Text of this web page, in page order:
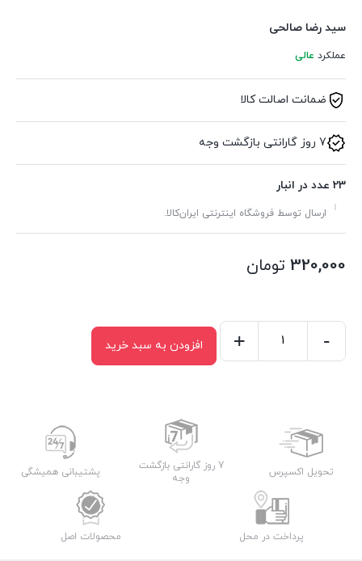
سید رضا صالحی
عملکرد عالی
ضمانت اصالت کالا
7 روز گارانتی بازگشت وجه
23 عدد در انبار
ارسال توسط فروشگاه اینترنتی ایران‌کالا.
320,000 تومان
-
+ افزودن به سبد خرید
تحویل اکسپرس
7 روز گارانتی بازگشت
وجه
پشتیبانی همیشگی
پرداخت در محل محصولات اصل